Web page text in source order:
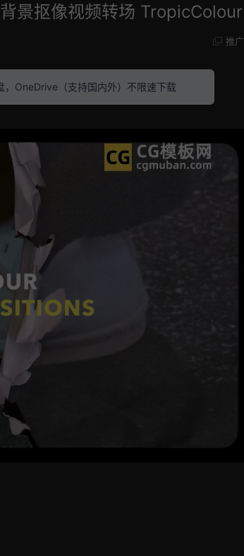
景抠像视频转场 TropicColour
推广
OneDrive（支持国内外）不限速下载